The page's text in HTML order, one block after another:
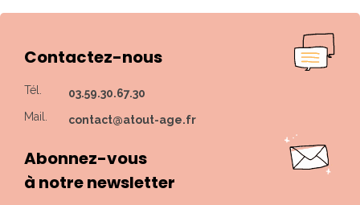
Contactez-nous
Tél.
03.59.30.67.30
Mail.
contact@atout-age.fr
Abonnez-vous
à notre newsletter